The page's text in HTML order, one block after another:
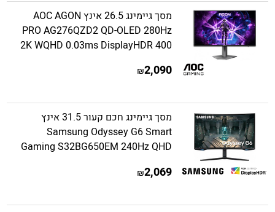
מסך גיימינג 26.5 אינץ AOC AGON
PRO AG276QZD2 QD-OLED 280Hz
2K WQHD 0.03ms DisplayHDR 400
2,090
₪
מסך גיימינג חכם קעור 31.5 אינץ
Samsung Odyssey G6 Smart
Gaming S32BG650EM 240Hz QHD
2,069
₪